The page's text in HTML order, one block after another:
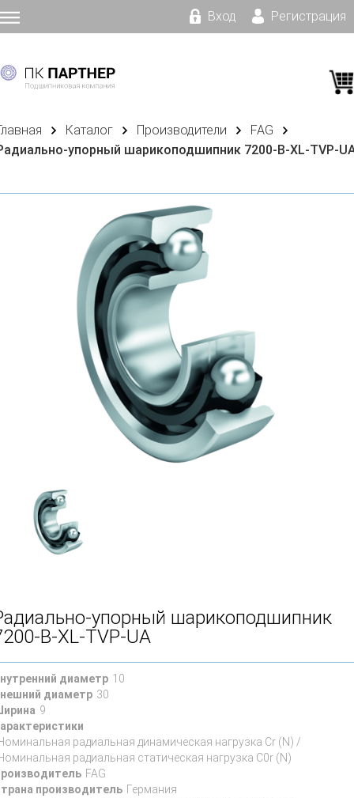
Вход Регистрация
Каталог Производители
FAG
упорный шарикоподшипник 7200-B-XL-TVP-
упорный шарикоподшипник
B-XL-TVP-UA
диаметр 10
диаметр 30
9
радиальная динамическая нагрузка Cr (N) /
радиальная статическая нагрузка C0r (N)
FAG
производитель Германия